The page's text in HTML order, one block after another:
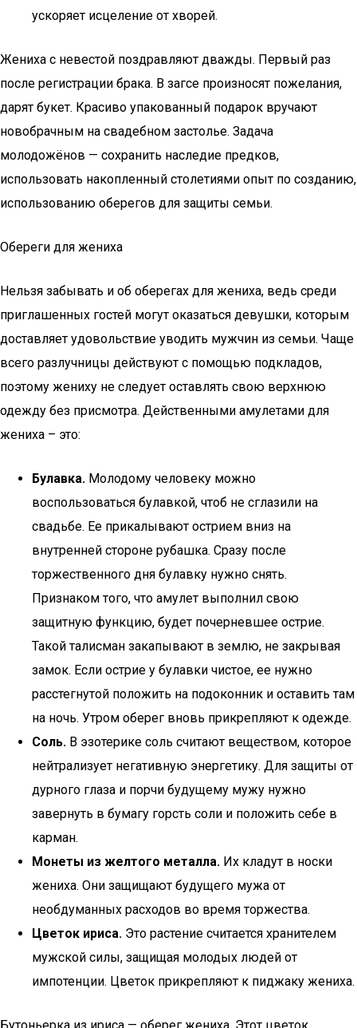
ускоряет исцеление от хворей.
Жениха с невестой поздравляют дважды. Первый раз
после регистрации брака. В загсе произносят пожелания,
дарят букет. Красиво упакованный подарок вручают
новобрачным на свадебном застолье. Задача
молодожёнов — сохранить наследие предков,
использовать накопленный столетиями опыт по созданию,
использованию оберегов для защиты семьи.
Обереги для жениха
Нельзя забывать и об оберегах для жениха, ведь среди
приглашенных гостей могут оказаться девушки, которым
доставляет удовольствие уводить мужчин из семьи. Чаще
всего разлучницы действуют с помощью подкладов,
поэтому жениху не следует оставлять свою верхнюю
одежду без присмотра. Действенными амулетами для
жениха – это:
Булавка. Молодому человеку можно
воспользоваться булавкой, чтоб не сглазили на
свадьбе. Ее прикалывают острием вниз на
внутренней стороне рубашка. Сразу после
торжественного дня булавку нужно снять.
Признаком того, что амулет выполнил свою
защитную функцию, будет почерневшее острие.
Такой талисман закапывают в землю, не закрывая
замок. Если острие у булавки чистое, ее нужно
расстегнутой положить на подоконник и оставить там
на ночь. Утром оберег вновь прикрепляют к одежде.
Соль. В эзотерике соль считают веществом, которое
нейтрализует негативную энергетику. Для защиты от
дурного глаза и порчи будущему мужу нужно
завернуть в бумагу горсть соли и положить себе в
карман.
Монеты из желтого металла. Их кладут в носки
жениха. Они защищают будущего мужа от
необдуманных расходов во время торжества.
Цветок ириса. Это растение считается хранителем
мужской силы, защищая молодых людей от
импотенции. Цветок прикрепляют к пиджаку жениха.